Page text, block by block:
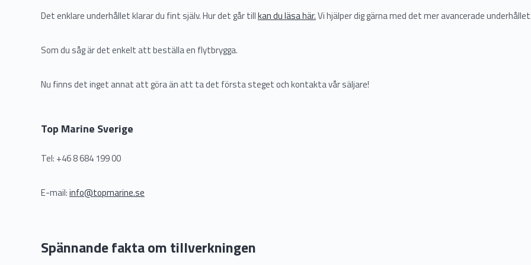
Det enklare underhållet klarar du fint själv. Hur det går tillkan du läsa här.Vi hjälper dig gärna med det mer avancerade
Som du såg är det enkelt att beställa en flytbrygga.
Nu finns det inget annat att göra än att ta det första steget och kontakta vår säljare!
Top Marine Sverige
Tel: +46 8 684 199 00
E-mail:info@topmarine.se
Spännande fakta om tillverkningen